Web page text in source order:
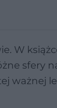
W
sfery
ważnej